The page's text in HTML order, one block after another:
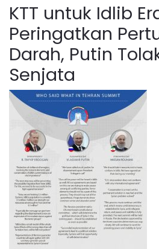
KTT untuk Idlib
Peringatkan
Darah, Putin
Senjata